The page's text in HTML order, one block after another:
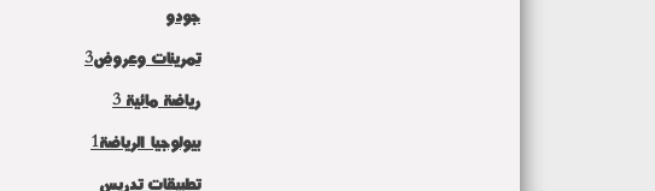
جودو
تمرينات وعروض3
رياضة مائية 3
بيولوجيا الرياضة1
تطبيقات تدريس